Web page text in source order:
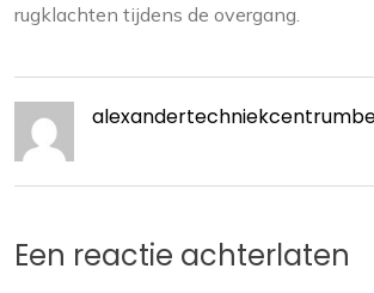
rugklachten tijdens de overgang.
Een reactie achterlaten